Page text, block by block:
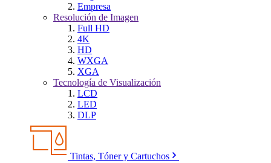
Empresa
Resolución de Imagen
Full HD
4K
HD
WXGA
XGA
Tecnología de Visualización
LCD
LED
DLP
Tintas, Tóner y Cartuchos